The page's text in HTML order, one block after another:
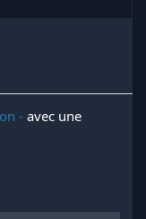
- avec une